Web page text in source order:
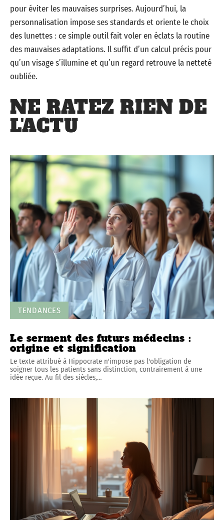
pour éviter les mauvaises surprises. Aujourd’hui, la
personnalisation impose ses standards et oriente le choix
des lunettes : ce simple outil fait voler en éclats la routine
des mauvaises adaptations. Il suffit d’un calcul précis pour
qu’un visage s’illumine et qu’un regard retrouve la netteté
oubliée.
NE RATEZ RIEN DE
L'ACTU
TENDANCES
Le serment des futurs médecins :
origine et signification
Le texte attribué à Hippocrate n'impose pas l'obligation de
soigner tous les patients sans distinction, contrairement à une
idée reçue. Au fil des siècles,…